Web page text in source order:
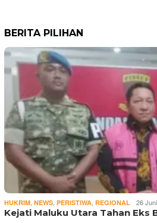
BERITA PILIHAN
HUKRIM NEWS PERISTIWA REGIONAL 26
Kejati Maluku Utara Tahan Eks